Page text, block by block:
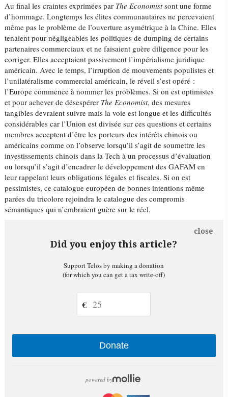
Au final les craintes exprimées par The Economistsont une forme
d’hommage. Longtemps les élites communautaires ne percevaient
même pas le problème de l’ouverture asymétrique à la Chine. Elles
tenaient pour négligeables les politiques de dumping de certains
partenaires commerciaux et ne faisaient guère diligence pour les
corriger. Elles acceptaient passivement l’impérialisme juridique
américain. Avec le temps, l’irruption de mouvements populistes et
l’unilatéralisme commercial américain, le réveil s’est opéré :
l’Europe commence à nommer les problèmes. Si on est optimistes
et pour achever de désespérer The Economist, des mesures
tangibles devraient suivre mais la voie est longue et les difficultés
considérables car l’Union est divisée sur ces questions et certains
membres acceptent d’être les porteurs des intérêts chinois ou
américains comme on l’observe lorsqu’il s’agit de soumettre les
investissements chinois dans la Tech à un processus d’évaluation
ou lorsqu’il s’agit d’encadrer le développement des GAFAM en
leur rappelant leurs obligations légales et fiscales. Si on est
pessimistes, ce catalogue européen de bonnes intentions même
parées du tricolore rejoindra le catalogue des compromis
sémantiques qui n’embraient guère sur le réel.
Did you enjoy this article?
close
Support Telos by making a donation
(for which you can get a tax write-off)
€
Donate
powered by